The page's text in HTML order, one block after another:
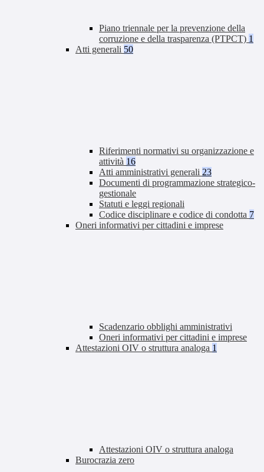
Piano triennale per la prevenzione della
corruzione e della trasparenza (PTPCT) 1
Atti generali 50
Riferimenti normativi su organizzazione e
attività 16
Atti amministrativi generali 23
Documenti di programmazione strategico-
gestionale
Statuti e leggi regionali
Codice disciplinare e codice di condotta 7
Oneri informativi per cittadini e imprese
Scadenzario obblighi amministrativi
Oneri informativi per cittadini e imprese
Attestazioni OIV o struttura analoga 1
Attestazioni OIV o struttura analoga
Burocrazia zero